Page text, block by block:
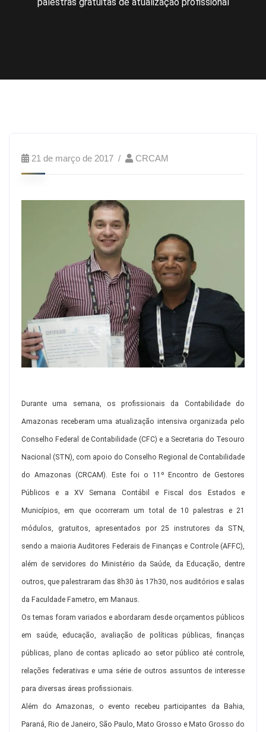
21 de março de 2017 CRCAM
Durante uma semana, os profissionais da Contabilidade do
Amazonas receberam uma atualização intensiva organizada pelo
Conselho Federal de Contabilidade (CFC) e a Secretaria do Tesouro
Nacional (STN), com apoio do Conselho Regional de Contabilidade
do Amazonas (CRCAM). Este foi o 11º Encontro de Gestores
Públicos e a XV Semana Contábil e Fiscal dos Estados e
Municípios, em que ocorreram um total de 10 palestras e 21
módulos, gratuitos, apresentados por 25 instrutores da STN,
sendo a maioria Auditores Federais de Finanças e Controle (AFFC),
além de servidores do Ministério da Saúde, da Educação, dentre
outros, que palestraram das 8h30 às 17h30, nos auditórios e salas
da Faculdade Fametro, em Manaus.
Os temas foram variados e abordaram desde orçamentos públicos
em saúde, educação, avaliação de políticas públicas, finanças
públicas, plano de contas aplicado ao setor público até controle,
relações federativas e uma série de outros assuntos de interesse
para diversas áreas profissionais.
Além do Amazonas, o evento recebeu participantes da Bahia,
Paraná, Rio de Janeiro, São Paulo, Mato Grosso e Mato Grosso do